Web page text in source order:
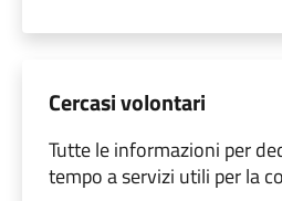
Cercasi volontari
Tutte le informazioni per
tempo a servizi utili per la